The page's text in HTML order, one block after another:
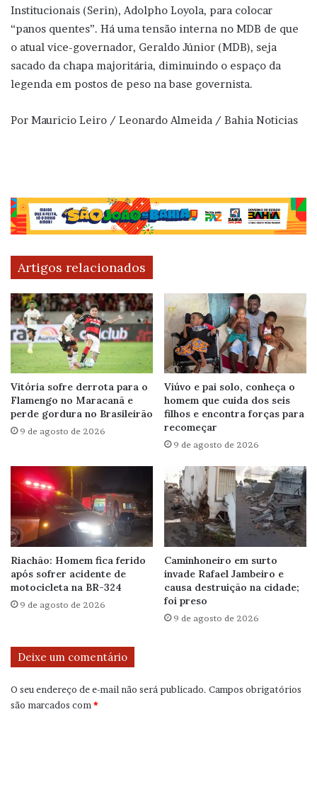
Institucionais (Serin), Adolpho Loyola, para colocar
“panos quentes”. Há uma tensão interna no MDB de que
o atual vice-governador, Geraldo Júnior (MDB), seja
sacado da chapa majoritária, diminuindo o espaço da
legenda em postos de peso na base governista.
Por Mauricio Leiro / Leonardo Almeida / Bahia Noticias
Artigos relacionados
Vitória sofre derrota para o
Flamengo no Maracanã e
perde gordura no Brasileirão
9 de agosto de 2026
Viúvo e pai solo, conheça o
homem que cuida dos seis
filhos e encontra forças para
recomeçar
9 de agosto de 2026
Riachão: Homem fica ferido
após sofrer acidente de
motocicleta na BR-324
9 de agosto de 2026
Caminhoneiro em surto
invade Rafael Jambeiro e
causa destruição na cidade;
foi preso
9 de agosto de 2026
Deixe um comentário
O seu endereço de e-mail não será publicado. Campos obrigatórios
são marcados com *